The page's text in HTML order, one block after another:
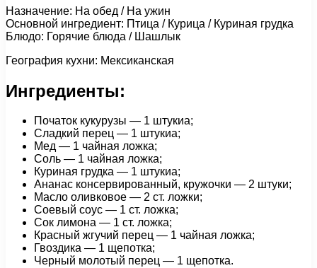
Назначение: На обед / На ужин
Основной ингредиент: Птица / Курица / Куриная грудка
Блюдо: Горячие блюда / Шашлык
География кухни: Мексиканская
Ингредиенты:
Початок кукурузы — 1 штукиа;
Сладкий перец — 1 штукиа;
Мед — 1 чайная ложка;
Соль — 1 чайная ложка;
Куриная грудка — 1 штукиа;
Ананас консервированный, кружочки — 2 штуки;
Масло оливковое — 2 ст. ложки;
Соевый соус — 1 ст. ложка;
Сок лимона — 1 ст. ложка;
Красный жгучий перец — 1 чайная ложка;
Гвоздика — 1 щепотка;
Черный молотый перец — 1 щепотка.